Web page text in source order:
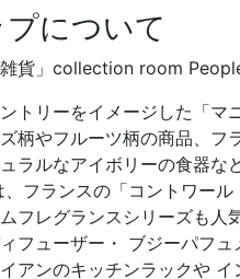
について
雑貨」collection room
トリーをイメージした「マ
柄やフルーツ柄の商品、フ
ラルなアイボリーの食器な
フランスの「コントワール
フレグランスシリーズも人
ィフューザー・ ブジーパフ
アンのキッチンラックや イ